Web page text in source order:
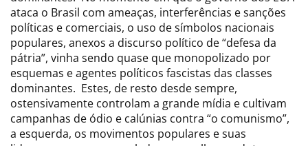
ataca o Brasil com ameaças, interferências e sanções
políticas e comerciais, o uso de símbolos nacionais
populares, anexos a discurso político de “defesa da
pátria”, vinha sendo quase que monopolizado por
esquemas e agentes políticos fascistas das classes
dominantes. Estes, de resto desde sempre,
ostensivamente controlam a grande mídia e cultivam
campanhas de ódio e calúnias contra “o comunismo”,
a esquerda, os movimentos populares e suas